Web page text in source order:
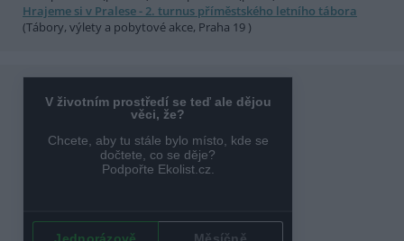
Hrajeme si v Pralese - 2. turnus příměstského letního tábora
(Tábory, výlety a pobytové akce, Praha 19 )